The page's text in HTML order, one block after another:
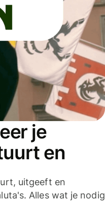
je
en
uitgeeft en
Alles wat je nodig